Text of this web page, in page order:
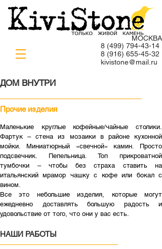
8 (499) 794-43-14
8 (916) 655-45-32
kivistone@mail.ru
МОСКВА
ДОМ ВНУТРИ
Прочие изделия
Маленькие круглые кофейные/чайные столики.
Фартук – стена из мозаики в районе кухонной
мойки. Миниатюрный «свечной» камин. Просто
подсвечник. Пепельница. Топ прикроватной
тумбочки – чтобы без страха ставить на
итальянский мрамор чашку с кофе или бокал с
вином.
Все это небольшие изделия, которые могут
ежедневно доставлять большую радость и
удовольствие от того, что они у вас есть.
НАШИ РАБОТЫ